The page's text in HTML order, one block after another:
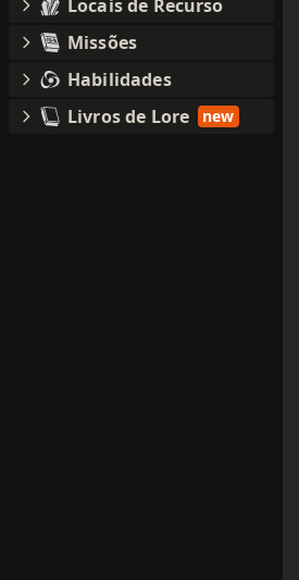
Locais de Recurso
Missões
Habilidades
Livros de Lore
new